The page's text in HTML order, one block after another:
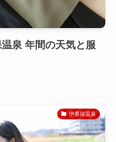
泉 年間の天気と服
伊香保温泉